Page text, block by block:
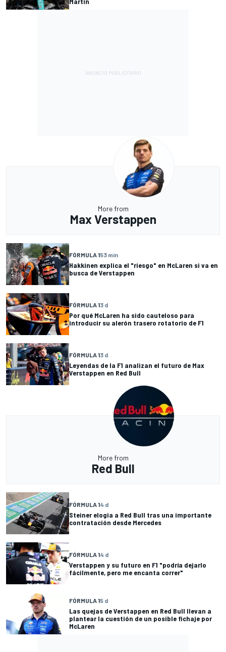
More from
Max Verstappen
FÓRMULA 153 min
Hakkinen explica el "riesgo" en McLaren si va en
busca de Verstappen
FÓRMULA 13 d
Por qué McLaren ha sido cauteloso para
introducir su alerón trasero rotatorio de F1
FÓRMULA 13 d
Leyendas de la F1 analizan el futuro de Max
Verstappen en Red Bull
More from
Red Bull
FÓRMULA 14 d
Steiner elogia a Red Bull tras una importante
contratación desde Mercedes
FÓRMULA 14 d
Verstappen y su futuro en F1 "podría dejarlo
fácilmente, pero me encanta correr"
FÓRMULA 15 d
Las quejas de Verstappen en Red Bull llevan a
plantear la cuestión de un posible fichaje por
McLaren